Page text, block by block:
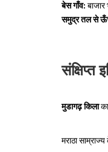
बेस गाँव: बाजार
समुद्र तल से
संक्षिप्त
मुडागढ़ किला
मराठा